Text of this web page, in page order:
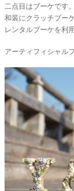
二点目はブーケです。
和装にクラッチブー
レンタルブーケを利
アーティフィシャル